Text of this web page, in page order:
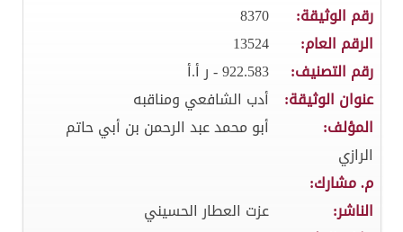
رقم الوثيقة:
8370
الرقم العام:
13524
رقم التصنيف:
922.583 - ر أ.أ
عنوان الوثيقة:
أدب الشافعي ومناقبه
المؤلف:
أبو محمد عبد الرحمن بن أبي حاتم
الرازي
م. مشارك:
الناشر:
عزت العطار الحسيني